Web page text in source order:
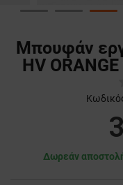
Μπουφάν
HV
Δωρεάν